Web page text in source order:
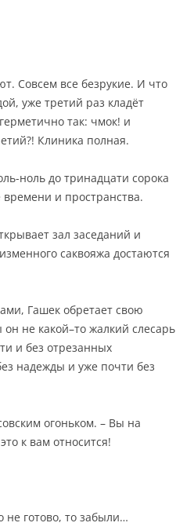
Совсем все безрукие. И что
уже третий раз кладёт
так: чмок! и
Клиника полная.
ноль до тринадцати сорока
и пространства.
зал заседаний и
саквояжа достаются
Гашек обретает свою
не какой–то жалкий слесарь
и без отрезанных
надежды и уже почти без
огоньком. – Вы на
к вам относится!
не готово, то забыли…